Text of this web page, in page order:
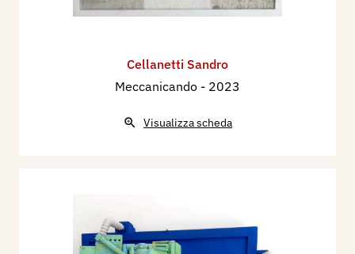
Cellanetti Sandro
Meccanicando - 2023
Visualizza scheda